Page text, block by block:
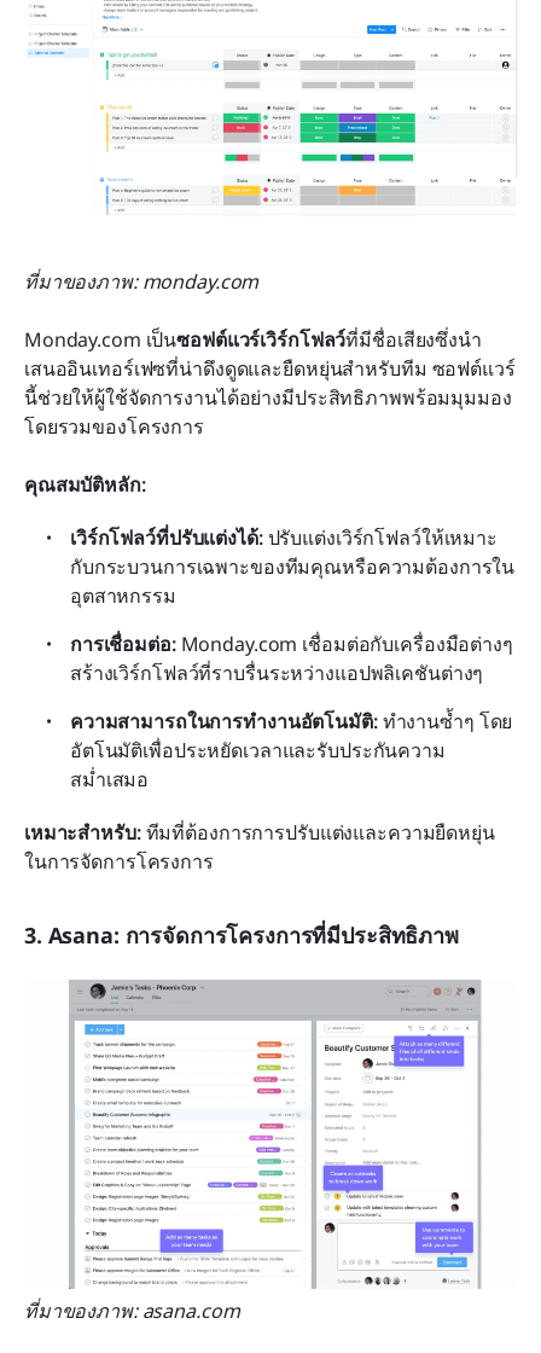
ที่มาของภาพ: monday.com
Monday.com เป็นซอฟต์แวร์เวิร์กโฟลว์ที่มีชื่อเสียงซึ่งนำ
เสนออินเทอร์เฟซที่น่าดึงดูดและยืดหยุ่นสำหรับทีม ซอฟต์แวร์
นี้ช่วยให้ผู้ใช้จัดการงานได้อย่างมีประสิทธิภาพพร้อมมุมมอง
โดยรวมของโครงการ
คุณสมบัติหลัก:
เวิร์กโฟลว์ที่ปรับแต่งได้: ปรับแต่งเวิร์กโฟลว์ให้เหมาะ
กับกระบวนการเฉพาะของทีมคุณหรือความต้องการใน
อุตสาหกรรม
การเชื่อมต่อ: Monday.com เชื่อมต่อกับเครื่องมือต่างๆ
สร้างเวิร์กโฟลว์ที่ราบรื่นระหว่างแอปพลิเคชันต่างๆ
ความสามารถในการทำงานอัตโนมัติ: ทำงานซ้ำๆ โดย
อัตโนมัติเพื่อประหยัดเวลาและรับประกันความ
สม่ำเสมอ
เหมาะสำหรับ: ทีมที่ต้องการการปรับแต่งและความยืดหยุ่น
ในการจัดการโครงการ
3. Asana: การจัดการโครงการที่มีประสิทธิภาพ
ที่มาของภาพ: asana.com